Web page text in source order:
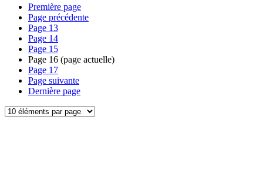
Première page
Page précédente
Page 13
Page 14
Page 15
Page 16 (page actuelle)
Page 17
Page suivante
Dernière page